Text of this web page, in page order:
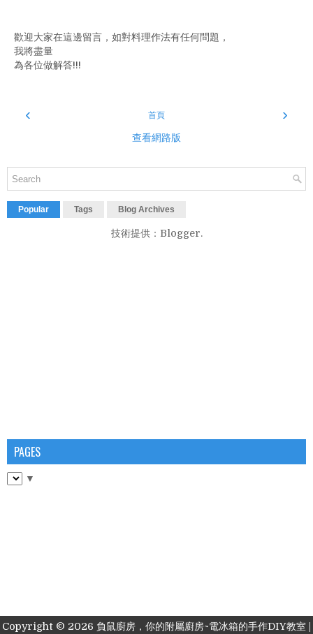
歡迎大家在這邊留言，如對料理作法有任何問題，
我將盡量
為各位做解答!!!
‹ ›
首頁
查看網路版
Popular Tags Blog Archives
技術提供： Blogger.
PAGES
▼
Copyright © 2026 負鼠廚房，你的附屬廚房~電冰箱的手作DIY教室